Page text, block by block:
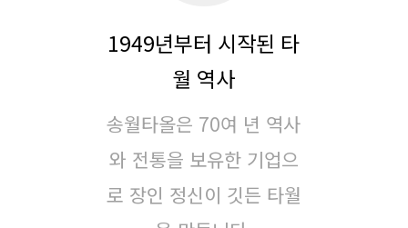
1949년부터 시작된 타
월 역사
송월타올은 70여 년 역사
와 전통을 보유한 기업으
로 장인 정신이 깃든 타월